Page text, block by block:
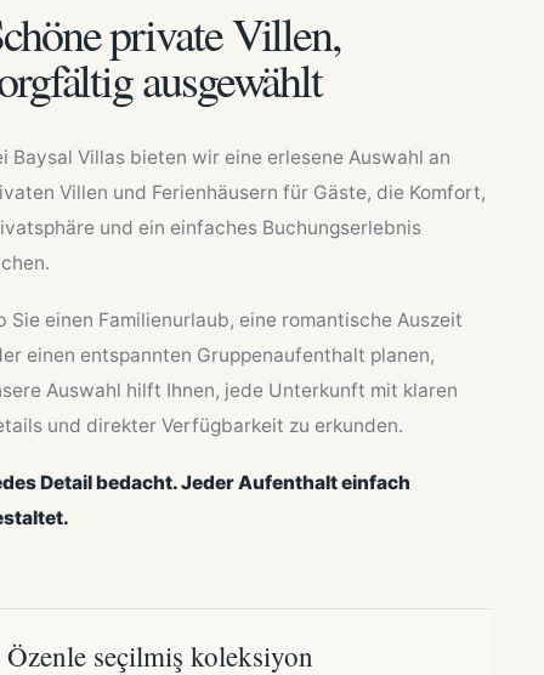
private Villen,
ausgewählt
Baysal Villas bieten wir eine erlesene Auswahl an
Villen und Ferienhäusern für Gäste, die Komfort,
und ein einfaches Buchungserlebnis
Sie einen Familienurlaub, eine romantische Auszeit
einen entspannten Gruppenaufenthalt planen,
Auswahl hilft Ihnen, jede Unterkunft mit klaren
und direkter Verfügbarkeit zu erkunden.
Detail bedacht. Jeder Aufenthalt einfach
Özenle seçilmiş koleksiyon